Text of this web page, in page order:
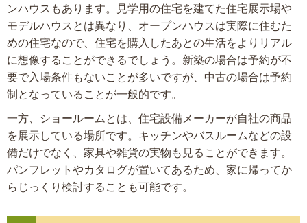
ンハウスもあります。見学用の住宅を建てた住宅展示場や
モデルハウスとは異なり、オープンハウスは実際に住むた
めの住宅なので、住宅を購入したあとの生活をよりリアル
に想像することができるでしょう。新築の場合は予約が不
要で入場条件もないことが多いですが、中古の場合は予約
制となっていることが一般的です。
一方、ショールームとは、住宅設備メーカーが自社の商品
を展示している場所です。キッチンやバスルームなどの設
備だけでなく、家具や雑貨の実物も見ることができます。
パンフレットやカタログが置いてあるため、家に帰ってか
らじっくり検討することも可能です。